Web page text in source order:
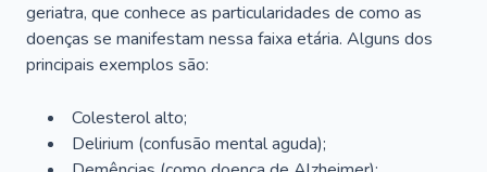
geriatra, que conhece as particularidades de como as
doenças se manifestam nessa faixa etária. Alguns dos
principais exemplos são:
Colesterol alto;
Delirium (confusão mental aguda);